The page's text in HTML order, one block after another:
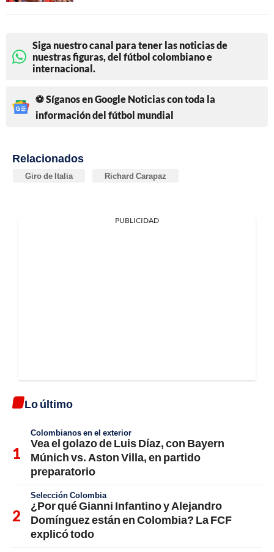
Siga nuestro canal para tener las noticias de
nuestras figuras, del fútbol colombiano e
internacional.
⚽ Síganos en Google Noticias con toda la
información del fútbol mundial
Relacionados
Giro de Italia Richard Carapaz
PUBLICIDAD
Lo último
Colombianos en el exterior
Vea el golazo de Luis Díaz, con Bayern
Múnich vs. Aston Villa, en partido
preparatorio
Selección Colombia
¿Por qué Gianni Infantino y Alejandro
Domínguez están en Colombia? La FCF
explicó todo